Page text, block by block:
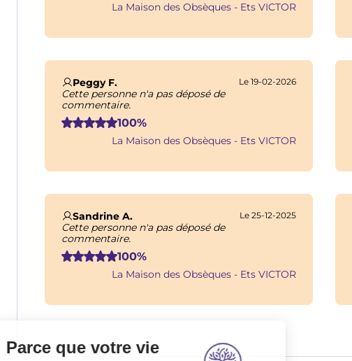
La Maison des Obsèques - Ets VICTOR
Peggy F. Le 19-02-2026
Cette personne n'a pas déposé de
commentaire.
100%
La Maison des Obsèques - Ets VICTOR
Sandrine A. Le 25-12-2025
Cette personne n'a pas déposé de
commentaire.
100%
La Maison des Obsèques - Ets VICTOR